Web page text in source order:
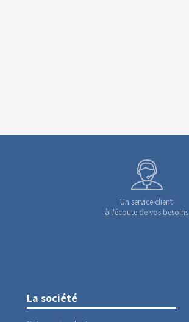
Un service client
à l'écoute de vos besoins
La société